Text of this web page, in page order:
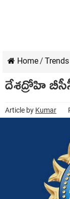
Home/ Trends
దేశద్రోహి
Article by Kumar